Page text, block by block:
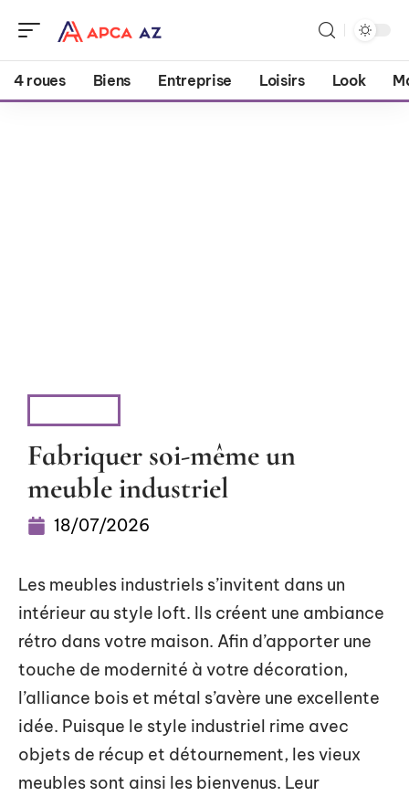
4 roues Biens Entreprise Loisirs Look
Fabriquer soi-même un
meuble industriel
18/07/2026
Les meubles industriels s’invitent dans un
intérieur au style loft. Ils créent une ambiance
rétro dans votre maison. Afin d’apporter une
touche de modernité à votre décoration,
l’alliance bois et métal s’avère une excellente
idée. Puisque le style industriel rime avec
objets de récup et détournement, les vieux
meubles sont ainsi les bienvenus. Leur